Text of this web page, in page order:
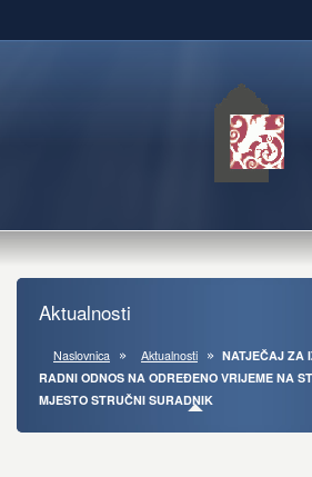
Aktualnosti
Naslovnica Aktualnosti
NATJEČAJ ZA
RADNI ODNOS NA ODREĐENO VRIJEME NA
MJESTO STRUČNI SURADNIK